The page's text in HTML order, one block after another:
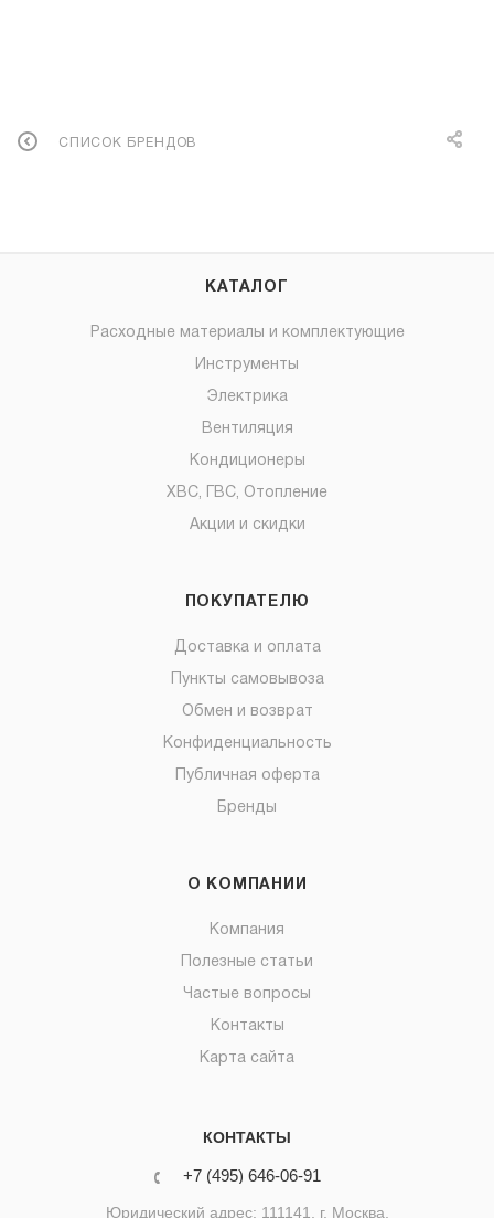
СПИСОК БРЕНДОВ
КАТАЛОГ
Расходные материалы и комплектующие
Инструменты
Электрика
Вентиляция
Кондиционеры
ХВС, ГВС, Отопление
Акции и скидки
ПОКУПАТЕЛЮ
Доставка и оплата
Пункты самовывоза
Обмен и возврат
Конфиденциальность
Публичная оферта
Бренды
О КОМПАНИИ
Компания
Полезные статьи
Частые вопросы
Контакты
Карта сайта
КОНТАКТЫ
+7 (495) 646-06-91
Юридический адрес: 111141, г. Москва,